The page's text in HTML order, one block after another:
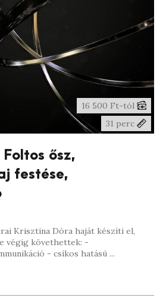
ősz,
festése,
Krisztina Dóra haját készíti el,
végig követhettek: -
- csíkos hatású ...
16 500 Ft-tól
31 perc